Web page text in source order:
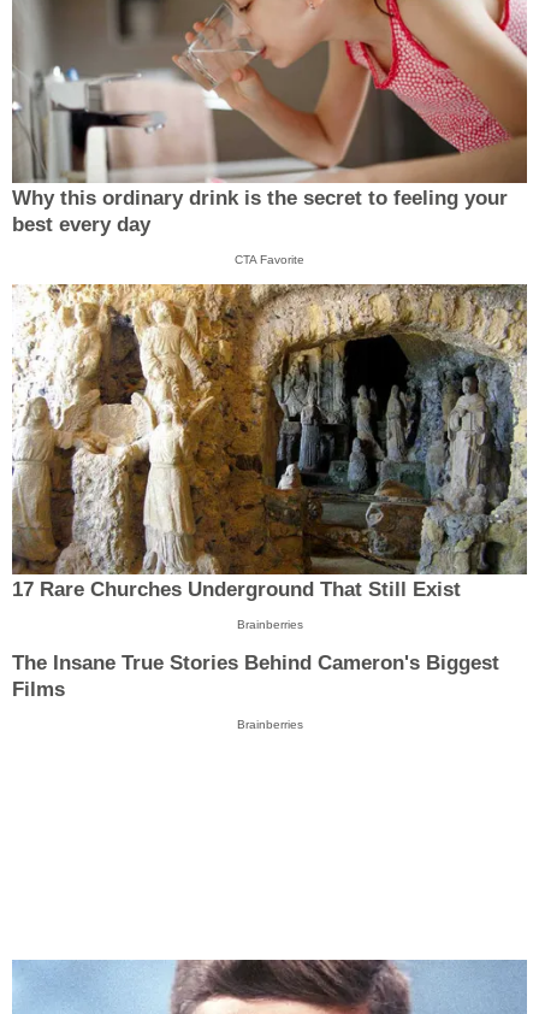
Why this ordinary drink is the secret to feeling your
best every day
CTA Favorite
17 Rare Churches Underground That Still Exist
Brainberries
The Insane True Stories Behind Cameron's Biggest
Films
Brainberries